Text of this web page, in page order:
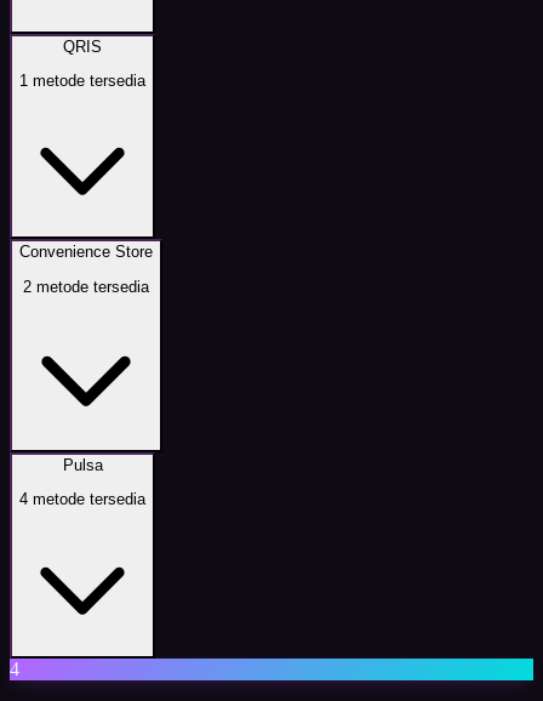
QRIS
1 metode tersedia
Convenience Store
2 metode tersedia
Pulsa
4 metode tersedia
4